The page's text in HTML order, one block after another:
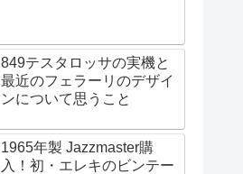
849テスタロッサの実機と
最近のフェラーリのデザイ
ンについて思うこと
1965年製 Jazzmaster購
入！初・エレキのビンテー